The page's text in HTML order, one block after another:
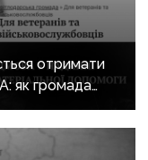
отримати
як громада